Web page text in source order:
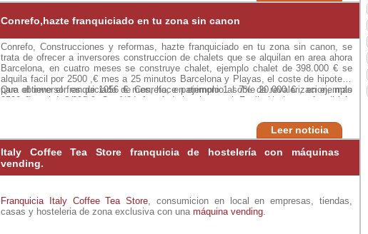
Conrefo,hazte franquiciado en tu zona sin canon
Conrefo, Construcciones y reformas, hazte franquiciado en tu zona sin canon, se
trata de ofrecer a inversores construccion de chalets que se alquilan en area ahora
Barcelona, en cuatro meses se construye chalet, ejemplo chalet de 398.000 € se
alquila facil por 2500 ,€ mes a 25 minutos Barcelona y Playas, el coste de hipoteca
para el inversor es de 1056 € mes, hace patrimonio al 7% de revalorizacion, mas
2500 € mes de alquiler. Caso 2 reforma de local para abrir negocio bar en franquicia
reforma como media le costara financiado 1500 € mes y en cambio da un beneficio
Que obtiene el franquiciado de Conrefo, en ejemplo 1 sobre 20.000 € , en ejemplo
segundo sobre 3.000 € mas % de la reforma a concretar. Facil obtener una media de
Leer noticia
Italy Coffee Tea Store franquicia de hostelería con máquinas
vending.
Franquicia Italy Coffee Tea Store , consumicion en local en empresas, tiendas,
casas y hosteleria de zona exclusiva con una máquina vending